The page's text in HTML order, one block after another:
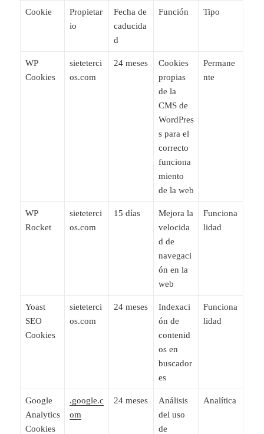
Cookie
Propietar
io
Fecha de
caducida
d
Función Tipo
WP
Cookies
sieteterci
os.com
24 meses
Cookies
propias
de la
CMS de
WordPres
s para el
correcto
funciona
miento
de la web
Permane
nte
WP
Rocket
sieteterci
os.com
15 días
Mejora la
velocida
d de
navegaci
ón en la
web
Funciona
lidad
Yoast
SEO
Cookies
sieteterci
os.com
24 meses
Indexaci
ón de
contenid
os en
buscador
es
Funciona
lidad
Google
Analytics
Cookies
.google.c
om
24 meses
Análisis
del uso
de
Analítica